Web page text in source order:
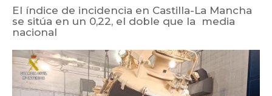
El índice de incidencia en Castilla-La Mancha
se sitúa en un 0,22, el doble que la media
nacional